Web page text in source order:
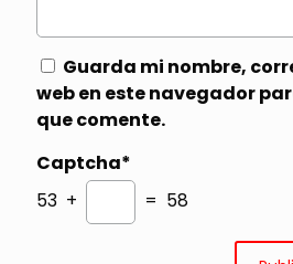
Guarda mi nombre,
web en este navegador
que comente.
Captcha*
53 +
= 58